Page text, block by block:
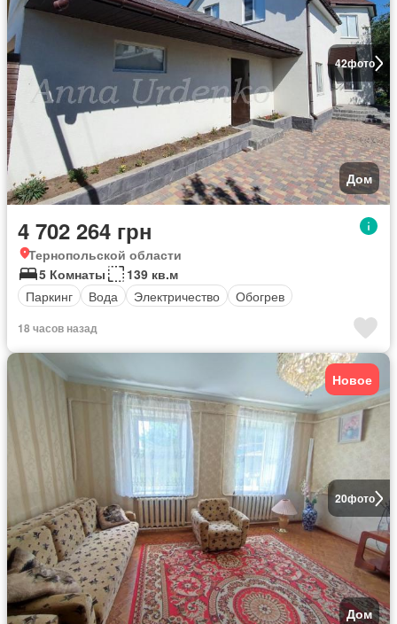
42фото
Дом
4 702 264 грн
Тернопольской области
5 Комнаты
139 кв.м
Паркинг
Вода Электричество Обогрев
18 часов назад
20фото
Новое
Дом